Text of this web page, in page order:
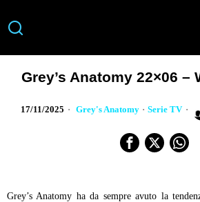
Grey’s Anatomy 22×06 –
17/11/2025 Grey's Anatomy · Serie TV
Grey’s Anatomy ha da sempre avuto la